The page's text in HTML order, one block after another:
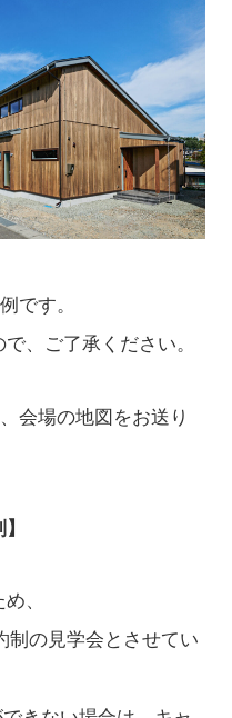
です。
、ご了承ください。
会場の地図をお送り
、
制の見学会とさせてい